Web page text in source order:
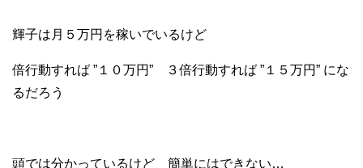
輝子は月５万円を稼いでいるけど
倍行動すれば ”１０万円” ３倍行動すれば ”１５万円” にな
るだろう
頭では分かっているけど 簡単にはできない…